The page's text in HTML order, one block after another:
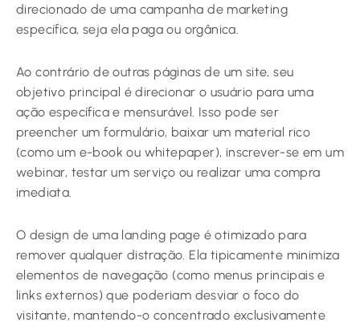
direcionado de uma campanha de marketing
específica, seja ela paga ou orgânica.
Ao contrário de outras páginas de um site, seu
objetivo principal é direcionar o usuário para uma
ação específica e mensurável. Isso pode ser
preencher um formulário, baixar um material rico
(como um e-book ou whitepaper), inscrever-se em um
webinar, testar um serviço ou realizar uma compra
imediata.
O design de uma landing page é otimizado para
remover qualquer distração. Ela tipicamente minimiza
elementos de navegação (como menus principais e
links externos) que poderiam desviar o foco do
visitante, mantendo-o concentrado exclusivamente